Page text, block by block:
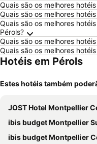
Quais são os melhores
Quais são os melhores
Quais são os melhores
Pérols?
Quais são os melhores
Quais são os melhores
Hotéis em Pérols
Estes hotéis também
JOST Hotel Montpellier Centre St
ibis budget Montpellier Sud Près
ibis budget Montpellier Centre